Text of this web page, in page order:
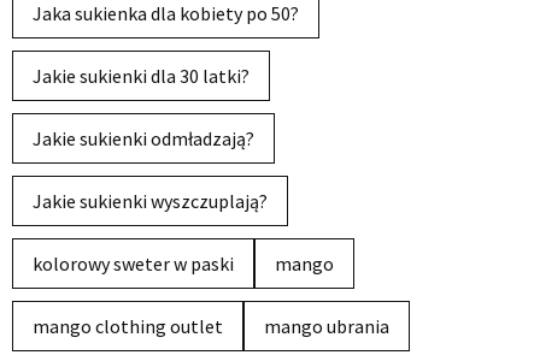
Jaka sukienka dla kobiety po 50?
Jakie sukienki dla 30 latki?
Jakie sukienki odmładzają?
Jakie sukienki wyszczuplają?
kolorowy sweter w paski mango
mango clothing outlet mango ubrania